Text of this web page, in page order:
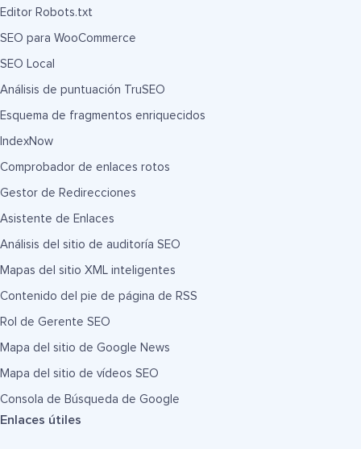
Editor Robots.txt
SEO para WooCommerce
SEO Local
Análisis de puntuación TruSEO
Esquema de fragmentos enriquecidos
IndexNow
Comprobador de enlaces rotos
Gestor de Redirecciones
Asistente de Enlaces
Análisis del sitio de auditoría SEO
Mapas del sitio XML inteligentes
Contenido del pie de página de RSS
Rol de Gerente SEO
Mapa del sitio de Google News
Mapa del sitio de vídeos SEO
Consola de Búsqueda de Google
Enlaces útiles